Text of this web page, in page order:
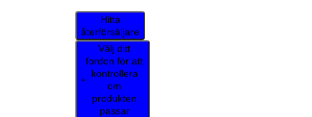
Hitta
återförsäljare
Välj ditt
fordon för att
kontrollera
om
produkten
passar